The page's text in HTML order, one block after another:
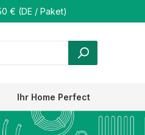
€ (DE / Paket)
Ihr Home Perfect